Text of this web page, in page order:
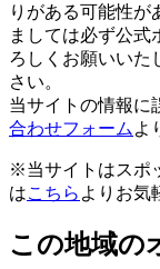
りがある可能性が
ましては必ず公式
ろしくお願いいた
さい。
当サイトの情報に
合わせフォーム よ
※当サイトはスポ
はこちら よりお気
この地域の